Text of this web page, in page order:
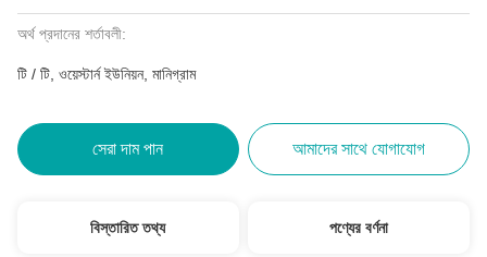
অর্থ প্রদানের শর্তাবলী:
টি / টি, ওয়েস্টার্ন ইউনিয়ন, মানিগ্রাম
সেরা দাম পান আমাদের সাথে যোগাযোগ
বিস্তারিত তথ্য পণ্যের বর্ণনা